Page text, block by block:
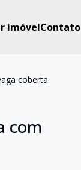
imóvelContato
coberta
com